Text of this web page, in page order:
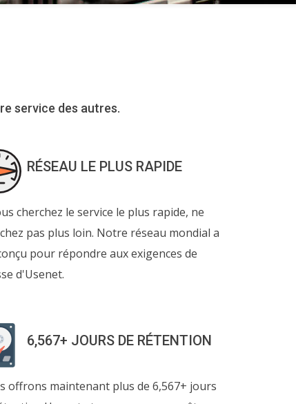
service des autres.
RÉSEAU LE PLUS RAPIDE
cherchez le service le plus rapide, ne
pas plus loin. Notre réseau mondial a
pour répondre aux exigences de
d'Usenet.
6,567+ JOURS DE RÉTENTION
offrons maintenant plus de 6,567+ jours